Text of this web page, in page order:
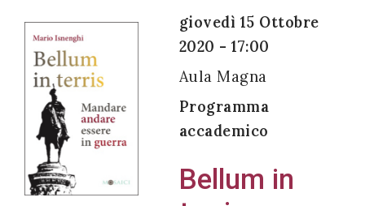
giovedì 15 Ottobre
2020 - 17:00
Aula Magna
Programma
accademico
Bellum in
Acconsento
all'uso dei